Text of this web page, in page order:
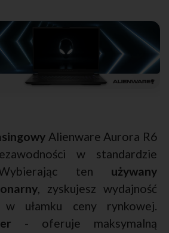
Alienware Aurora R6
w standardzie
Wybierając ten używany
, zyskujesz wydajność
ułamku ceny rynkowej.
- oferuje maksymalną